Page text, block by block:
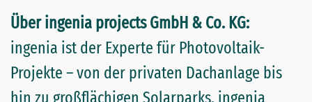
Über ingenia projects GmbH & Co. KG:
ingenia ist der Experte für Photovoltaik-
Projekte – von der privaten Dachanlage bis
hin zu großflächigen Solarparks. ingenia